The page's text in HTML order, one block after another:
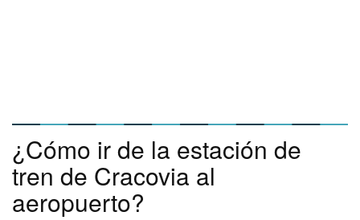
¿Cómo ir de la estación de
tren de Cracovia al
aeropuerto?